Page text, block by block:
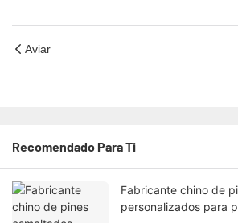
Aviar
Recomendado Para Ti
Fabricante chino de
personalizados para